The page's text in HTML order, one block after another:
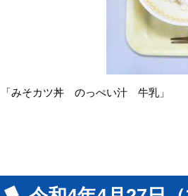
「みそカツ丼 のっぺい汁 牛乳」